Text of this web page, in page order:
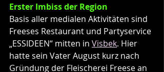
Erster Imbiss der Region
Basis aller medialen Aktivitäten sind
Freeses Restaurant und Partyservice
„ESSIDEEN“ mitten in Visbek. Hier
hatte sein Vater August kurz nach
Gründung der Fleischerei Freese an